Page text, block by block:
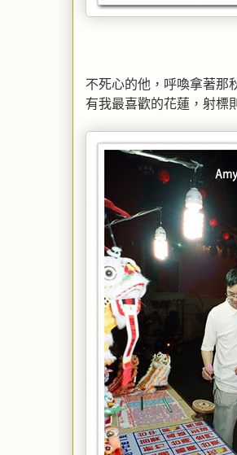
不死心的他，呼喚拿著那
有我最喜歡的花蓮，射標